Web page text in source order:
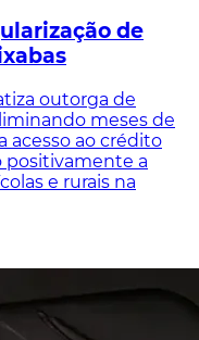
de
outorga de
meses de
acesso ao crédito
positivamente a
e rurais na